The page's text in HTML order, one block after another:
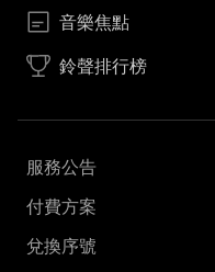
音樂焦點
鈴聲排行榜
服務公告
付費方案
兌換序號